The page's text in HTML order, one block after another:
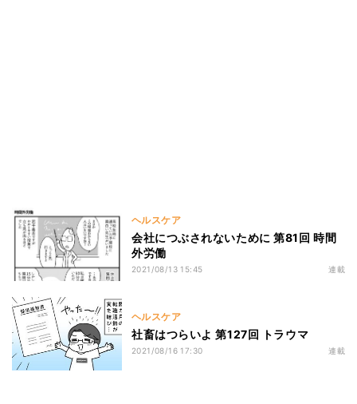
ヘルスケア
会社につぶされないために 第81回 時間
外労働
2021/08/13 15:45 連載
ヘルスケア
社畜はつらいよ 第127回 トラウマ
2021/08/16 17:30 連載